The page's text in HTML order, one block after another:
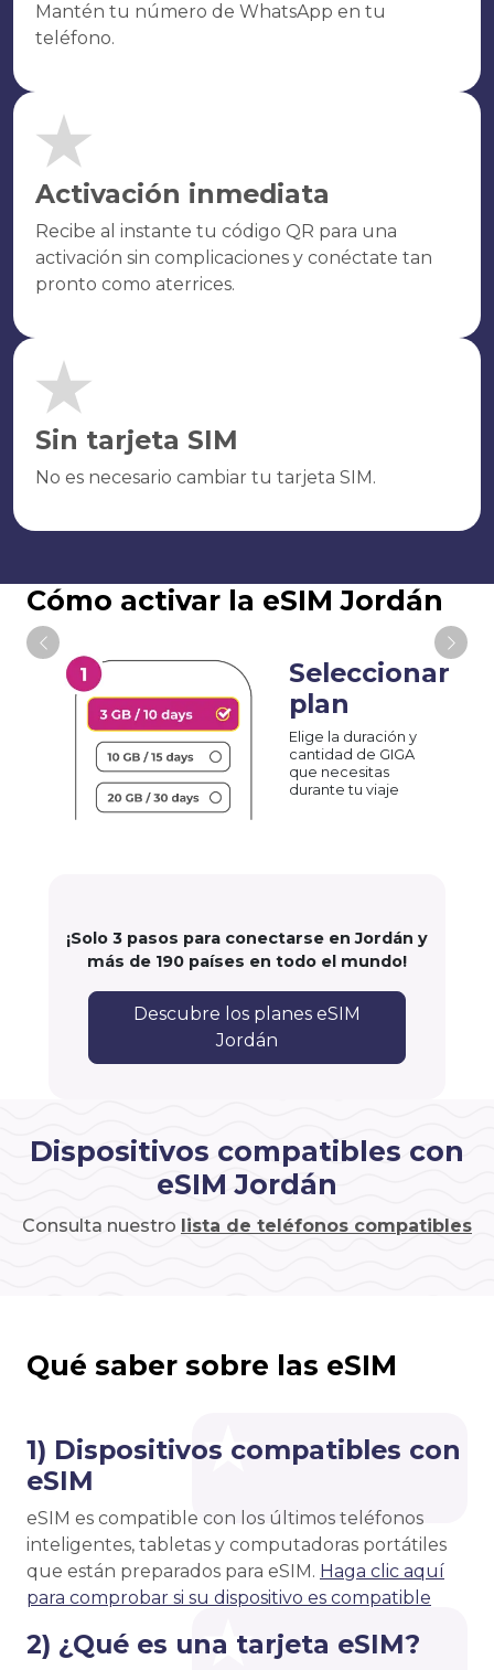
Mantén tu número de WhatsApp en tu
teléfono.
Activación inmediata
Recibe al instante tu código QR para una
activación sin complicaciones y conéctate tan
pronto como aterrices.
Sin tarjeta SIM
No es necesario cambiar tu tarjeta SIM.
Cómo activar la eSIM Jordán
Seleccionar
plan
Elige la duración y
cantidad de GIGA
que necesitas
durante tu viaje
¡Solo 3 pasos para conectarse en Jordán y
más de 190 países en todo el mundo!
Descubre los planes eSIM
Jordán
Dispositivos compatibles con
eSIM Jordán
Consulta nuestro lista de teléfonos compatibles
Qué saber sobre las eSIM
1) Dispositivos compatibles con
eSIM
eSIM es compatible con los últimos teléfonos
inteligentes, tabletas y computadoras portátiles
que están preparados para eSIM. Haga clic aquí
para comprobar si su dispositivo es compatible
2) ¿Qué es una tarjeta eSIM?